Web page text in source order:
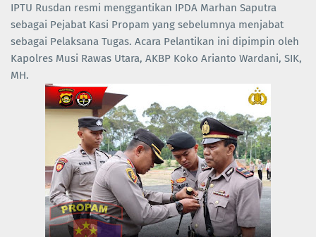
IPTU Rusdan resmi menggantikan IPDA Marhan Saputra
sebagai Pejabat Kasi Propam yang sebelumnya menjabat
sebagai Pelaksana Tugas. Acara Pelantikan ini dipimpin oleh
Kapolres Musi Rawas Utara, AKBP Koko Arianto Wardani, SIK,
MH.